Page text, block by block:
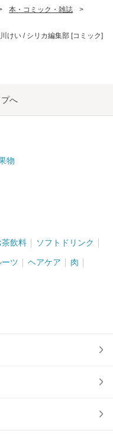
本・コミック・雑誌
>
けい / シリカ編集部 [コミック]
へ
物
茶飲料 ソフトドリンク
ーツ ヘアケア 肉